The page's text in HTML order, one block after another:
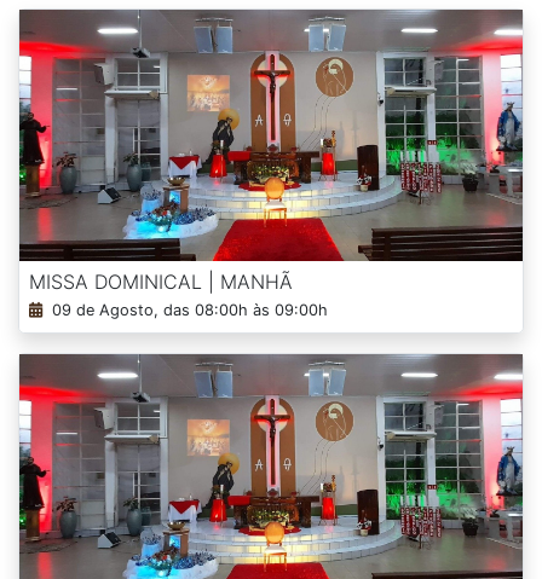
MISSA DOMINICAL | MANHÃ
09 de Agosto, das 08:00h às 09:00h